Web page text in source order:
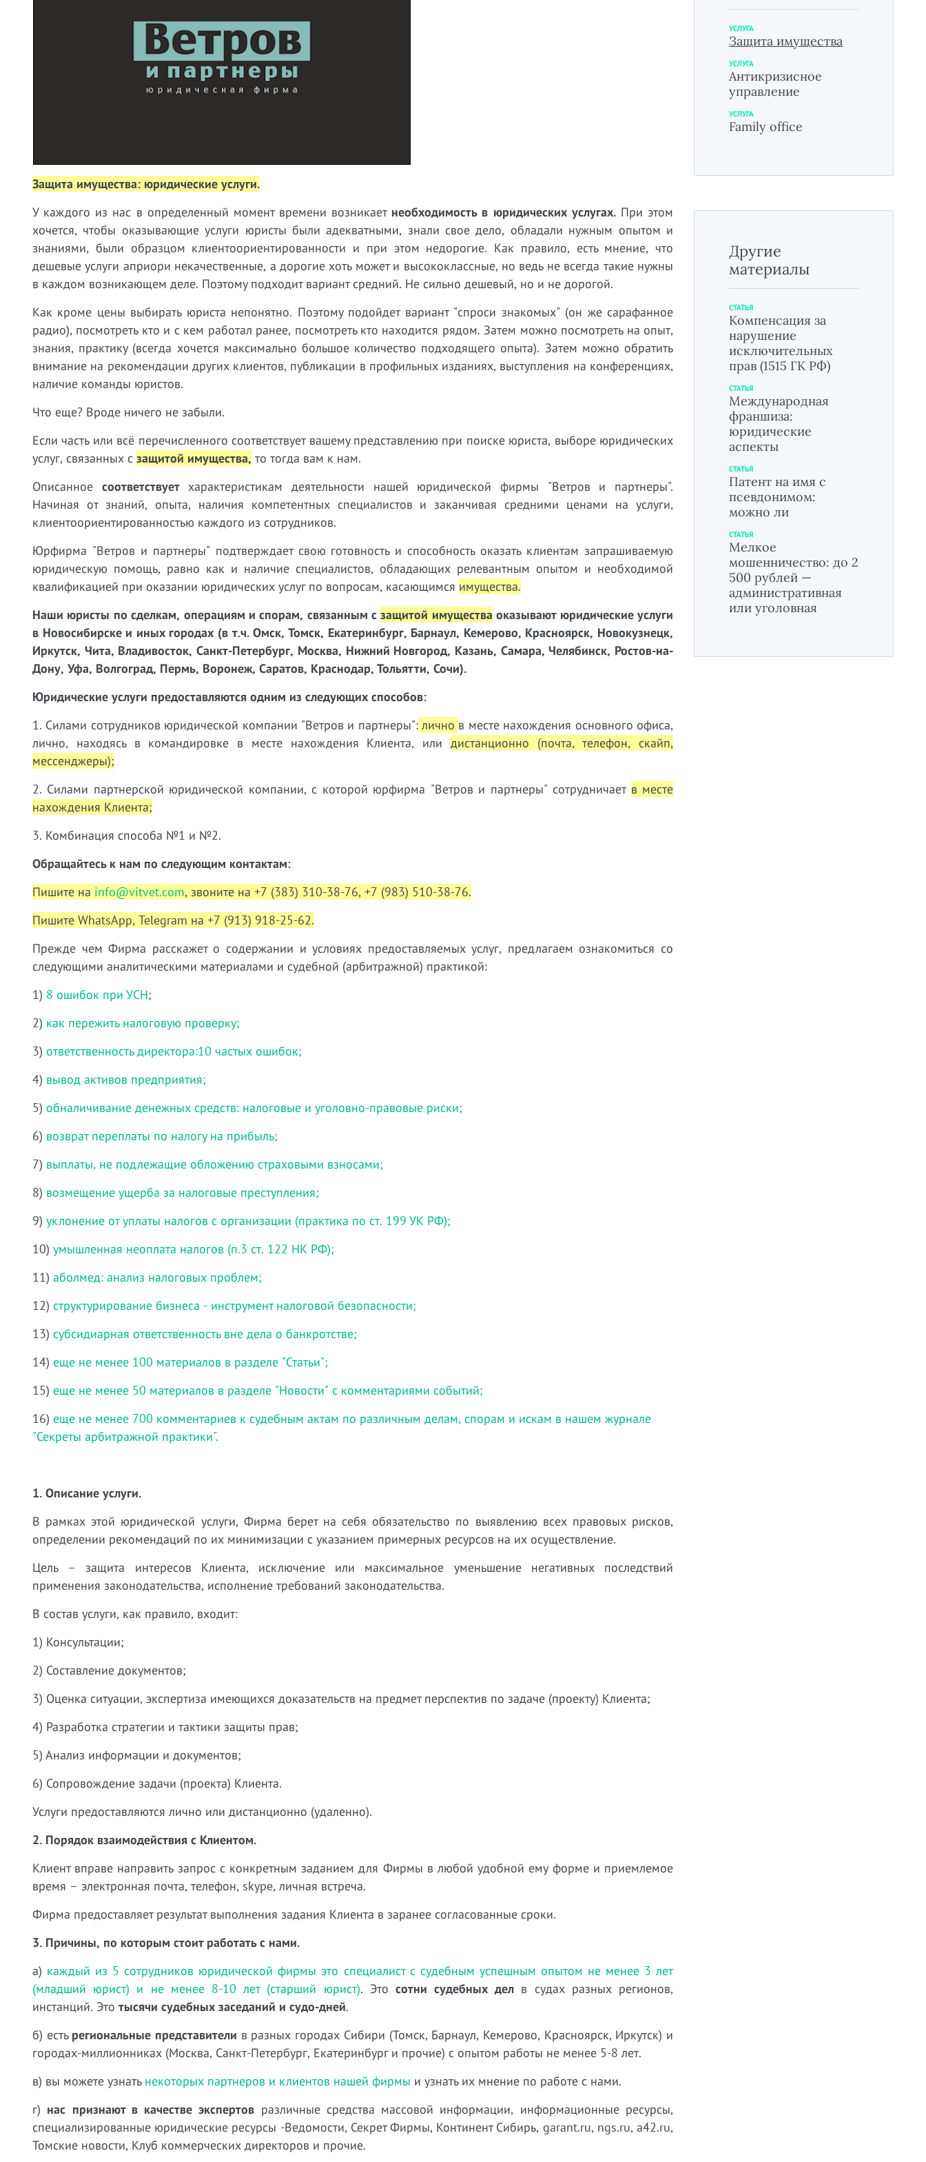
Защита имущества: юридические услуги.
У каждого из нас в определенный момент времени возникает необходимость в юридических услугах.При этом
хочется, чтобы оказывающие услуги юристы были адекватными, знали свое дело, обладали нужным опытом и
знаниями, были образцом клиентоориентированности и при этом недорогие. Как правило, есть мнение, что
дешевые услуги априори некачественные, а дорогие хоть может и высококлассные, но ведь не всегда такие нужны
в каждом возникающем деле. Поэтому подходит вариант средний. Не сильно дешевый, но и не дорогой.
Как кроме цены выбирать юриста непонятно. Поэтому подойдет вариант "спроси знакомых" (он же сарафанное
радио), посмотреть кто и с кем работал ранее, посмотреть кто находится рядом. Затем можно посмотреть на опыт,
знания, практику (всегда хочется максимально большое количество подходящего опыта). Затем можно обратить
внимание на рекомендации других клиентов, публикации в профильных изданиях, выступления на конференциях,
наличие команды юристов.
Что еще? Вроде ничего не забыли.
Если часть или всё перечисленного соответствует вашему представлению при поиске юриста, выборе юридических
услуг, связанных с защитой имущества, то тогда вам к нам.
Описанное соответствуетхарактеристикам деятельности нашей юридической фирмы "Ветров и партнеры".
Начиная от знаний, опыта, наличия компетентных специалистов и заканчивая средними ценами на услуги,
клиентоориентированностью каждого из сотрудников.
Юрфирма "Ветров и партнеры" подтверждает свою готовность и способность оказать клиентам запрашиваемую
юридическую помощь, равно как и наличие специалистов, обладающих релевантным опытом и необходимой
квалификацией при оказании юридических услуг по вопросам, касающимся имущества.
Наши юристы по сделкам, операциям и спорам, связанным сзащитой имущества оказывают юридические услуги
в Новосибирске и иных городах (в т.ч. Омск, Томск, Екатеринбург, Барнаул, Кемерово, Красноярск, Новокузнецк,
Иркутск, Чита, Владивосток, Санкт-Петербург, Москва, Нижний Новгород, Казань, Самара, Челябинск, Ростов-на-
Дону, Уфа, Волгоград, Пермь, Воронеж, Саратов, Краснодар, Тольятти, Сочи).
Юридические услуги предоставляются одним из следующих способов:
1. Силами сотрудников юридической компании "Ветров и партнеры":лично в месте нахождения основного офиса,
лично, находясь в командировке в месте нахождения Клиента, или дистанционно (почта, телефон, скайп,
мессенджеры);
2. Силами партнерской юридической компании, с которой юрфирма "Ветров и партнеры" сотрудничает в месте
нахождения Клиента;
3. Комбинация способа №1 и №2.
Обращайтесь к нам по следующим контактам:
Пишите на info@vitvet.com, звоните на +7 (383) 310-38-76, +7 (983) 510-38-76.
Пишите WhatsApp, Telegram на +7 (913) 918-25-62.
Прежде чем Фирма расскажет о содержании и условиях предоставляемых услуг, предлагаем ознакомиться со
следующими аналитическими материалами и судебной (арбитражной) практикой:
1) 8 ошибок при УСН;
2) как пережить налоговую проверку;
3) ответственность директора:10 частых ошибок;
4) вывод активов предприятия;
5) обналичивание денежных средств: налоговые и уголовно-правовые риски;
6) возврат переплаты по налогу на прибыль;
7) выплаты, не подлежащие обложению страховыми взносами;
8) возмещение ущерба за налоговые преступления;
9) уклонение от уплаты налогов с организации (практика по ст. 199 УК РФ);
10) умышленная неоплата налогов (п.3 ст. 122 НК РФ);
11) аболмед: анализ налоговых проблем;
12) структурирование бизнеса - инструмент налоговой безопасности;
13) субсидиарная ответственность вне дела о банкротстве;
14) еще не менее 100 материалов в разделе "Статьи";
15) еще не менее 50 материалов в разделе "Новости" с комментариями событий;
16) еще не менее 700 комментариев к судебным актам по различным делам, спорам и искам в нашем журнале
"Секреты арбитражной практики".
1. Описание услуги.
В рамках этой юридической услуги, Фирма берет на себя обязательство по выявлению всех правовых рисков,
определении рекомендаций по их минимизации с указанием примерных ресурсов на их осуществление.
Цель – защита интересов Клиента, исключение или максимальное уменьшение негативных последствий
применения законодательства, исполнение требований законодательства.
В состав услуги, как правило, входит:
1) Консультации;
2) Составление документов;
3) Оценка ситуации, экспертиза имеющихся доказательств на предметперспектив по задаче (проекту) Клиента;
4) Разработка стратегии и тактики защиты прав;
5) Анализ информации и документов;
6) Сопровождение задачи (проекта) Клиента.
Услуги предоставляются лично или дистанционно (удаленно).
2. Порядок взаимодействия с Клиентом.
Клиент вправе направить запрос с конкретным заданием для Фирмы в любой удобной ему форме и приемлемое
время – электронная почта, телефон, skype, личная встреча.
Фирма предоставляет результат выполнения задания Клиента в заранее согласованные сроки.
3. Причины, по которым стоит работать с нами.
а) каждый из 5 сотрудников юридической фирмы это специалист с судебным успешным опытом не менее 3 лет
(младший юрист) и не менее 8-10 лет (старший юрист). Это сотни судебных дел в судах разных регионов,
инстанций. Это тысячи судебных заседаний и судо-дней.
б) есть региональные представители в разных городах Сибири (Томск, Барнаул, Кемерово, Красноярск, Иркутск) и
городах-миллионниках (Москва, Санкт-Петербург, Екатеринбург и прочие) с опытом работы не менее 5-8 лет.
в) вы можете узнать некоторых партнеров и клиентов нашей фирмы и узнать их мнение по работе с нами.
г) нас признают в качестве экспертов различные средства массовой информации, информационные ресурсы,
специализированные юридические ресурсы -Ведомости, Секрет Фирмы, Континент Сибирь, garant.ru, ngs.ru, a42.ru,
Томские новости, Клуб коммерческих директоров и прочие.
УСЛУГА
Защита имущества
УСЛУГА
Антикризисное
управление
УСЛУГА
Family office
Другие
материалы
СТАТЬЯ
Компенсация за
нарушение
исключительных
прав (1515 ГК РФ)
СТАТЬЯ
Международная
франшиза:
юридические
аспекты
СТАТЬЯ
Патент на имя с
псевдонимом:
можно ли
СТАТЬЯ
Мелкое
мошенничество: до 2
500 рублей —
административная
или уголовная